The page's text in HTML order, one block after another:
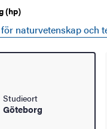
(hp)
naturvetenskap och
Studieort
Göteborg